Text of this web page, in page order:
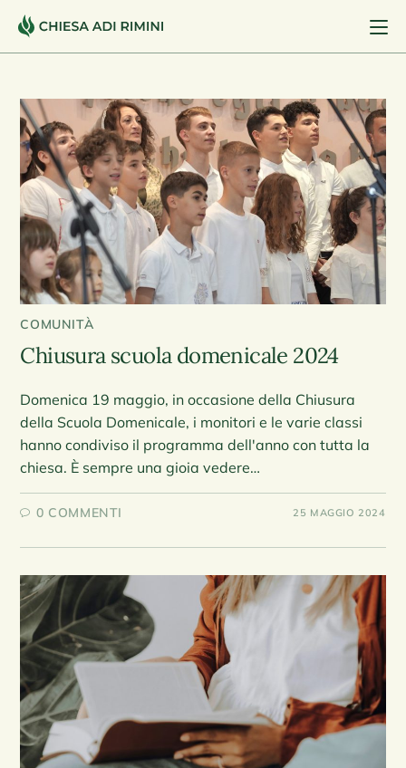
COMUNITÀ
Chiusura scuola domenicale 2024
Domenica 19 maggio, in occasione della Chiusura
della Scuola Domenicale, i monitori e le varie classi
hanno condiviso il programma dell'anno con tutta la
chiesa. È sempre una gioia vedere…
0 COMMENTI 25 MAGGIO 2024